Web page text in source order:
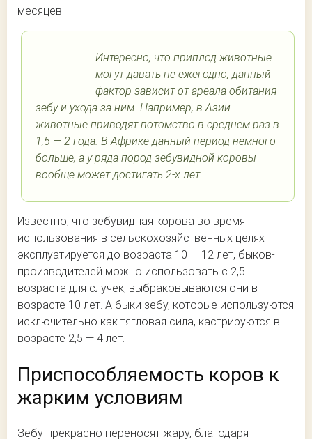
месяцев.
Интересно, что приплод животные
могут давать не ежегодно, данный
фактор зависит от ареала обитания
зебу и ухода за ним. Например, в Азии
животные приводят потомство в среднем раз в
1,5 — 2 года. В Африке данный период немного
больше, а у ряда пород зебувидной коровы
вообще может достигать 2-х лет.
Известно, что зебувидная корова во время
использования в сельскохозяйственных целях
эксплуатируется до возраста 10 — 12 лет, быков-
производителей можно использовать с 2,5
возраста для случек, выбраковываются они в
возрасте 10 лет. А быки зебу, которые используются
исключительно как тягловая сила, кастрируются в
возрасте 2,5 — 4 лет.
Приспособляемость коров к
жарким условиям
Зебу прекрасно переносят жару, благодаря